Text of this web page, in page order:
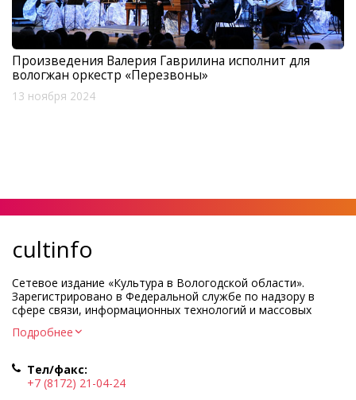
Произведения Валерия Гаврилина исполнит для
вологжан оркестр «Перезвоны»
13 ноября 2024
cultinfo
Сетевое издание «Культура в Вологодской области».
Зарегистрировано в Федеральной службе по надзору в
сфере связи, информационных технологий и массовых
Регистрационный номер и дата принятия решения о
Учредитель КУ ВО «Информационно-аналитический центр
культуры»
Подробнее
Тел/факс:
+7 (8172) 21-04-24